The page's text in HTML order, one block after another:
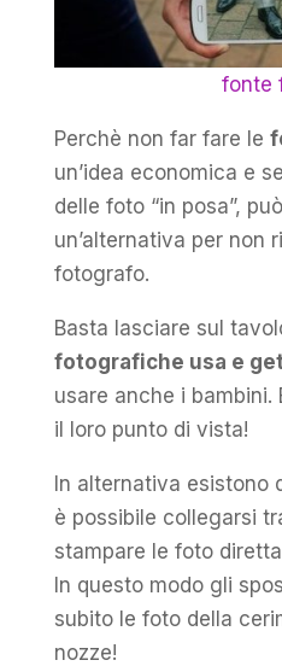
fonte
Perchè non far fare le
un’idea economica e
delle foto “in posa”,
un’alternativa per non
fotografo.
Basta lasciare sul
fotografiche usa e
usare anche i bambini.
il loro punto di vista!
In alternativa esistono
è possibile collegarsi
stampare le foto
In questo modo gli
subito le foto della
nozze!